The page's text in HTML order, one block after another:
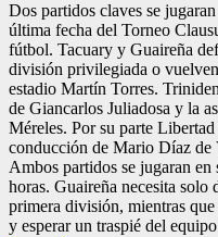
Dos partidos claves se
última fecha del Torneo
fútbol. Tacuary y Guaireña
división privilegiada o
estadio Martín Torres.
de Giancarlos Juliadosa y la
Méreles. Por su parte
conducción de Mario Díaz de
Ambos partidos se jugaran
horas. Guaireña necesita solo
primera división, mientras
y esperar un traspié del